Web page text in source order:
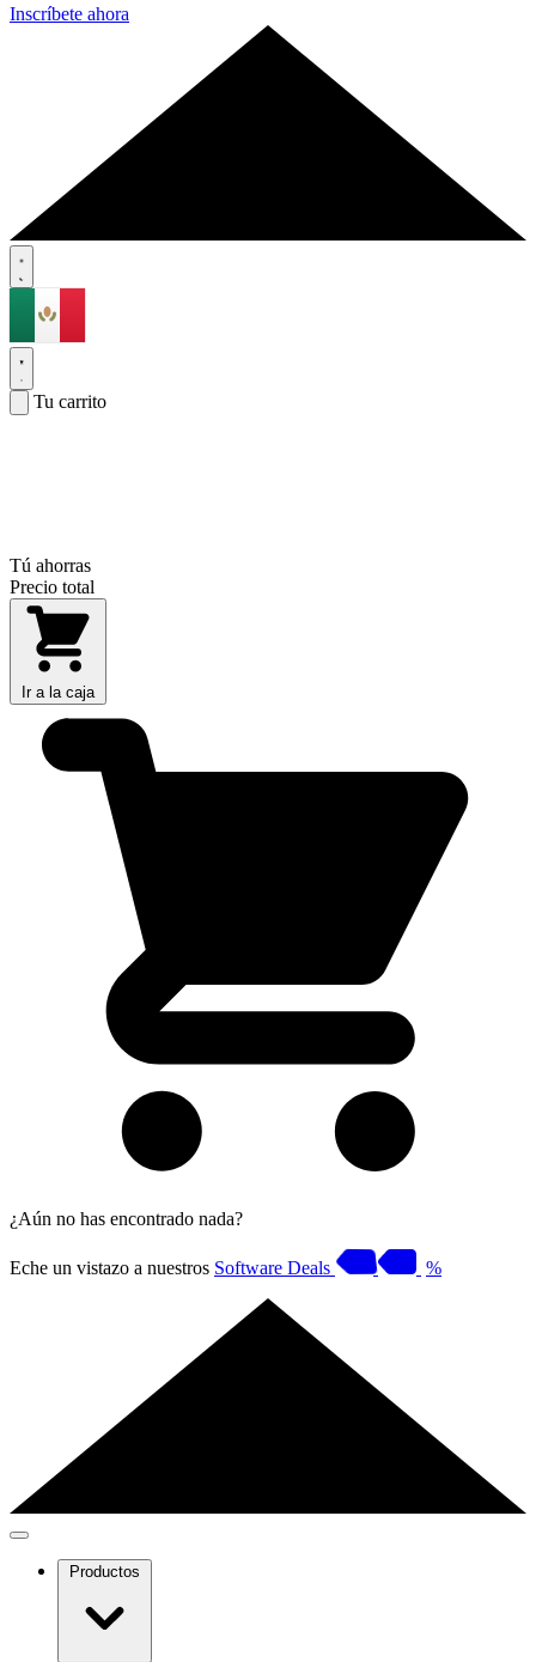
Inscríbete ahora
Tu carrito
Tú ahorras
Precio total
Ir a la caja
¿Aún no has encontrado nada?
Eche un vistazo a nuestros Software Deals %
Productos